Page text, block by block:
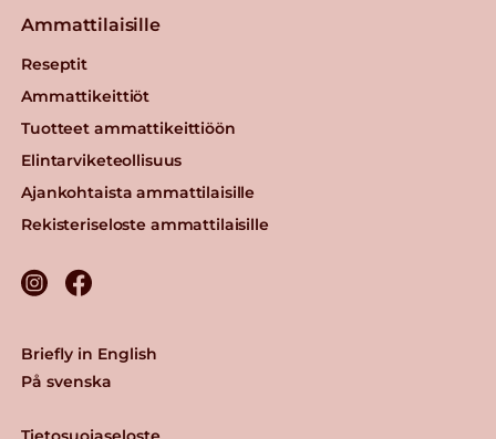
Ammattilaisille
Reseptit
Ammattikeittiöt
Tuotteet ammattikeittiöön
Elintarviketeollisuus
Ajankohtaista ammattilaisille
Rekisteriseloste ammattilaisille
Briefly in English
På svenska